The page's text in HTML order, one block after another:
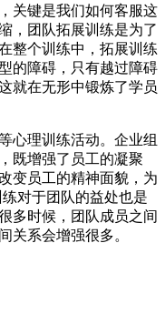
关键是我们如何客服这
，团队拓展训练是为了
整个训练中，拓展训练
的障碍，只有越过障碍
就在无形中锻炼了学员
心理训练活动。企业组
既增强了员工的凝聚
变员工的精神面貌，为
对于团队的益处也是
多时候，团队成员之间
关系会增强很多。